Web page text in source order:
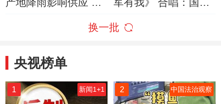
员 武警北京总队军乐
换一批
央视榜单
1 新闻1+1 2 中国法治观察